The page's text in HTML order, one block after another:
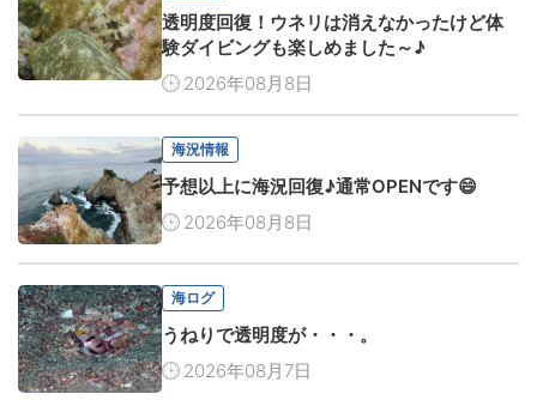
透明度回復！ウネリは消えなかったけど体
験ダイビングも楽しめました～♪
2026年08月8日
海況情報
予想以上に海況回復♪通常OPENです😄
2026年08月8日
海ログ
うねりで透明度が・・・。
2026年08月7日